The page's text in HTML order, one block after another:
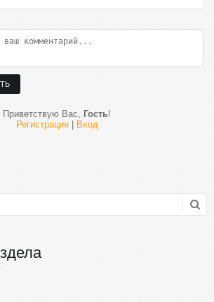
Приветствую Вас, Гость!
Регистрация| Вход